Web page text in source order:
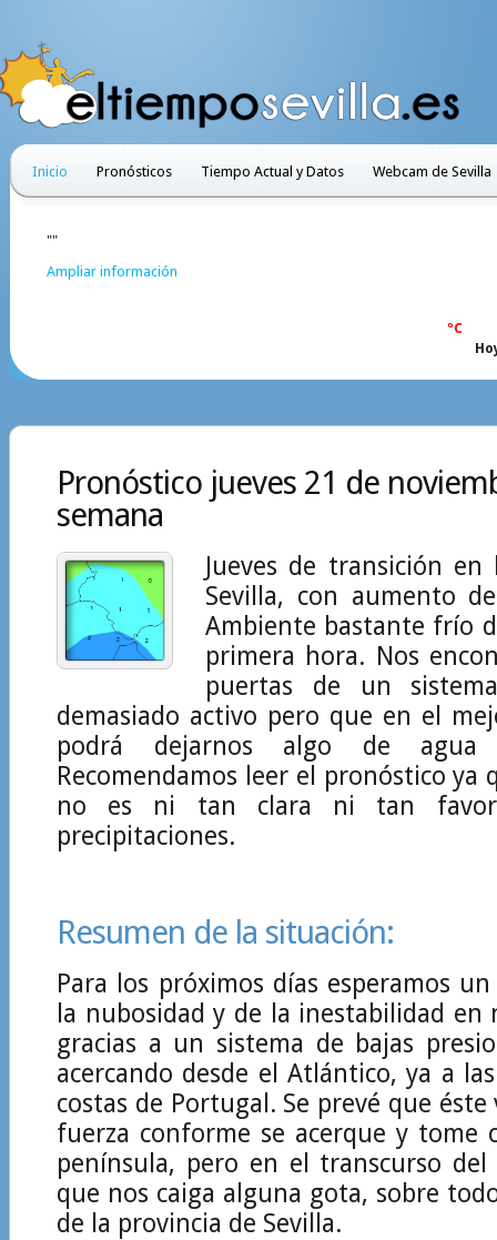
Inicio Pronósticos Tiempo Actual y Datos Webcam de Sevilla
""
Ampliar información
ºC
Pronóstico jueves 21 de
semana
Jueves de transición
Sevilla, con aumento
Ambiente bastante frío
primera hora. Nos
puertas de un
demasiado activo pero que en el
podrá dejarnos algo de
Recomendamos leer el pronóstico ya
no es ni tan clara ni tan
precipitaciones.
Resumen de la situación:
Para los próximos días esperamos
la nubosidad y de la inestabilidad en
gracias a un sistema de bajas
acercando desde el Atlántico, ya a
costas de Portugal. Se prevé que
fuerza conforme se acerque y tome
península, pero en el transcurso del
que nos caiga alguna gota, sobre
de la provincia de Sevilla.